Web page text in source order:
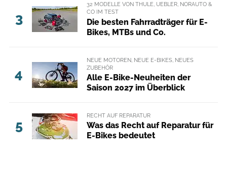
3
32 MODELLE VON THULE, UEBLER, NORAUTO &
CO IM TEST
Die besten Fahrradträger für E-
Bikes, MTBs und Co.
4
NEUE MOTOREN, NEUE E-BIKES, NEUES
ZUBEHÖR
Alle E-Bike-Neuheiten der
Saison 2027 im Überblick
5
RECHT AUF REPARATUR
Was das Recht auf Reparatur für
E-Bikes bedeutet